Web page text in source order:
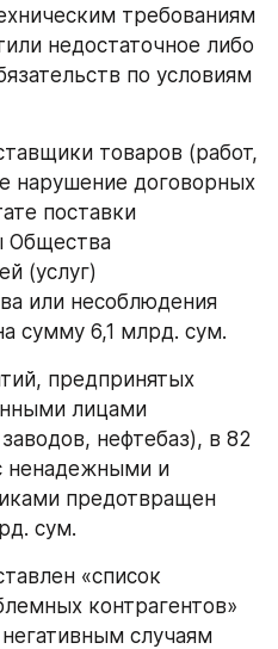
требованиям
недостаточное либо
по условиям
товаров (работ,
нарушение договорных
поставки
Общества
(услуг)
или несоблюдения
сумму 6,1 млрд. cум.
предпринятых
лицами
нефтебаз), в 82
ненадежными и
предотвращен
cум.
«список
контрагентов»
случаям